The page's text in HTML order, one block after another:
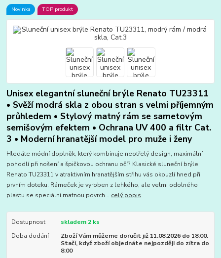
Novinka TOP produkt
Unisex elegantní sluneční brýle Renato TU23311
• Svěží modrá skla z obou stran s velmi příjemným
průhledem • Stylový matný rám se sametovým
semišovým efektem • Ochrana UV 400 a filtr Cat.
3 • Moderní hranatější model pro muže i ženy
Hledáte módní doplněk, který kombinuje neotřelý design, maximální
pohodlí při nošení a špičkovou ochranu očí? Klasické sluneční brýle
Renato TU23311 v atraktivním hranatějším střihu vás okouzlí hned při
prvním doteku. Rámeček je vyroben z lehkého, ale velmi odolného
plastu se speciální matnou povrch... celý popis
Dostupnost
skladem 2 ks
Doba dodání
Zboží Vám můžeme doručit již 11.08.2026 do 18:00.
Stačí, když zboží objednáte nejpozději do zítra do
8:00